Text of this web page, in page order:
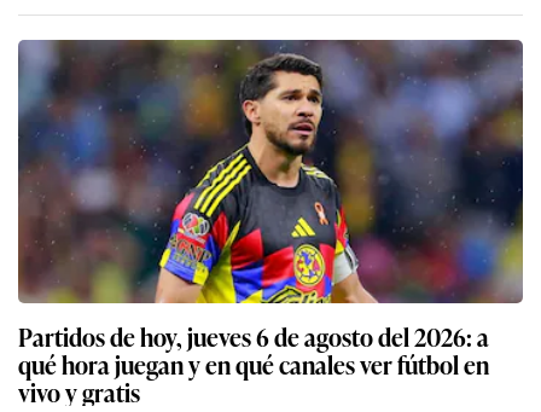
Partidos de hoy, jueves 6 de agosto del 2026: a
qué hora juegan y en qué canales ver fútbol en
vivo y gratis